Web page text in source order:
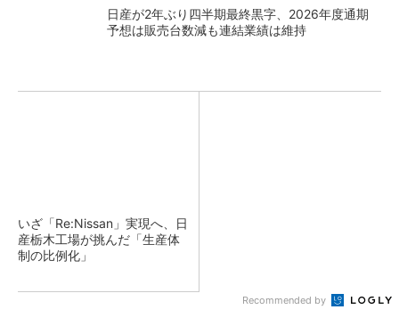
日産が2年ぶり四半期最終黒字、2026年度通期
予想は販売台数減も連結業績は維持
いざ「Re:Nissan」実現へ、日
産栃木工場が挑んだ「生産体
制の比例化」
Recommended by